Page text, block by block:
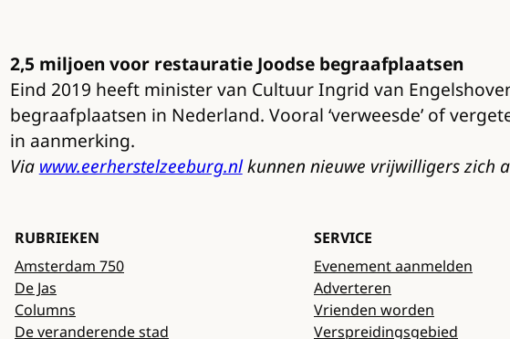
2,5 miljoen voor restauratie Joodse begraafplaatsen
Eind 2019 heeft minister van Cultuur Ingrid van
begraafplaatsen in Nederland. Vooral ‘verweesde’ of
in aanmerking.
Via www.eerherstelzeeburg.nlkunnen nieuwe vrijwilligers zich
RUBRIEKEN
Amsterdam 750
De Jas
Columns
De veranderende stad
SERVICE
Evenement aanmelden
Adverteren
Vrienden worden
Verspreidingsgebied